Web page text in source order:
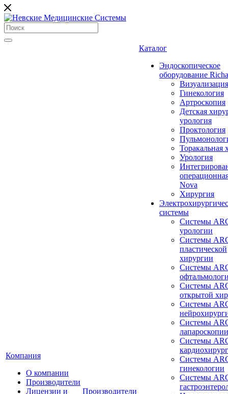
Компания
О компании
Производители
Лицензии и
Производители
Каталог
Эндоскопическое
оборудование
Визуализация
Гинекология
Артроскопия
Детская
урология
Проктология
Торакальная
Урология
Nova
Хирургия
системы
Системы
урологии
Системы
пластической
хирургии
Системы
Системы
открытой
Системы
Системы
лапароскопии
Системы
Системы
гинекологии
Системы